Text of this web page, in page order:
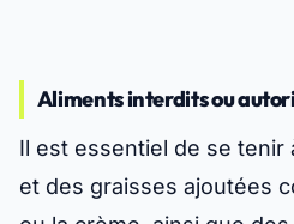
Aliments interdits ou
Il est essentiel de se
et des graisses ajoutées